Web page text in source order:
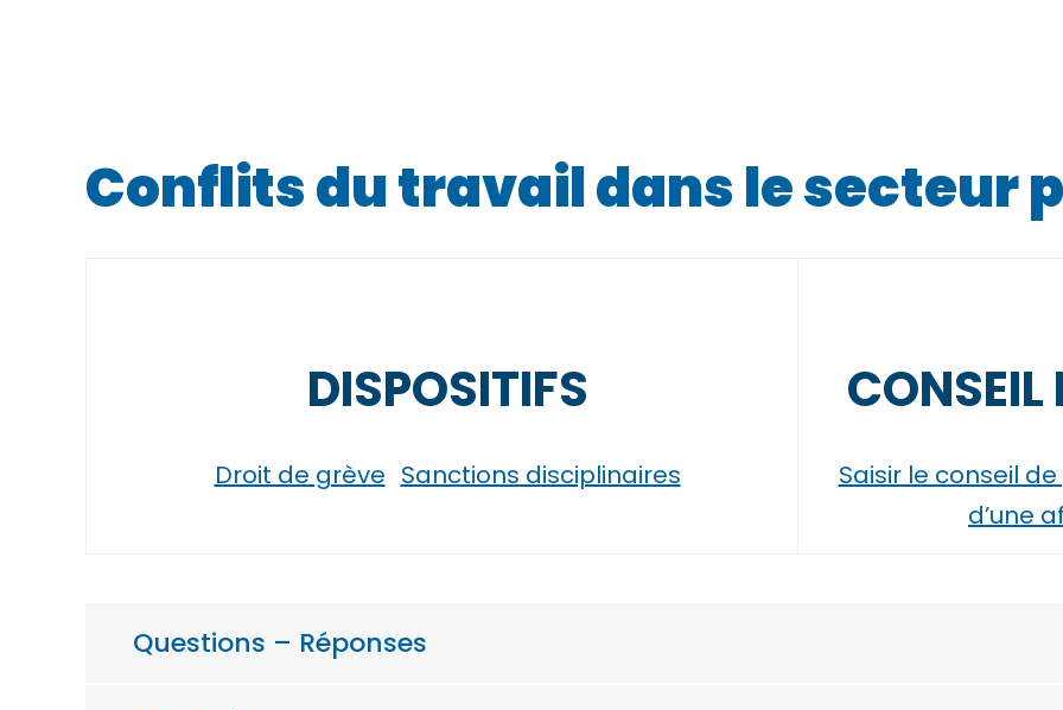
Conflits du travail dans le secteur
DISPOSITIFS
Droit de grève Sanctions disciplinaires
CONSEIL
Saisir le conseil
d’une
Questions – Réponses